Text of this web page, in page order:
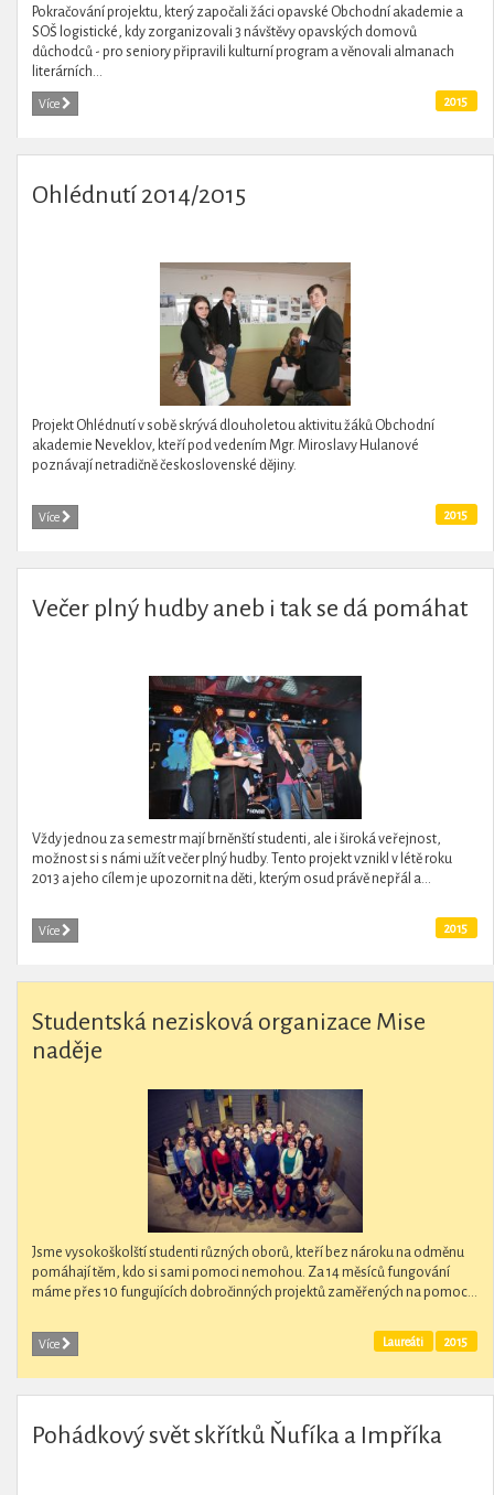
Pokračování projektu, který započali žáci opavské Obchodní akademie a
SOŠ logistické, kdy zorganizovali 3 návštěvy opavských domovů
důchodců - pro seniory připravili kulturní program a věnovali almanach
literárních...
Více 2015
Ohlédnutí 2014/2015
Projekt Ohlédnutí v sobě skrývá dlouholetou aktivitu žáků Obchodní
akademie Neveklov, kteří pod vedením Mgr. Miroslavy Hulanové
poznávají netradičně československé dějiny.
Více 2015
Večer plný hudby aneb i tak se dá pomáhat
Vždy jednou za semestr mají brněnští studenti, ale i široká veřejnost,
možnost si s námi užít večer plný hudby. Tento projekt vznikl v létě roku
2013 a jeho cílem je upozornit na děti, kterým osud právě nepřál a...
Více 2015
Studentská nezisková organizace Mise
naděje
Jsme vysokoškolští studenti různých oborů, kteří bez nároku na odměnu
pomáhají těm, kdo si sami pomoci nemohou. Za 14 měsíců fungování
máme přes 10 fungujících dobročinných projektů zaměřených na pomoc...
Více 2015
Laureáti
Pohádkový svět skřítků Ňufíka a Impříka